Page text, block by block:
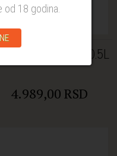
18 godina.
NE
Blended 40% 0.5L
4.989,00 RSD